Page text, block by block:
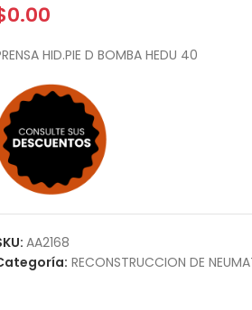
0.00
HID.PIE D BOMBA HEDU 40
AA2168
RECONSTRUCCION DE